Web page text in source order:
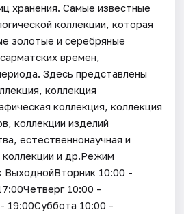
хранения. Самые известные
коллекции, которая
золотые и серебряные
времен,
Здесь представлены
коллекция
коллекция, коллекция
коллекции изделий
естественнонаучная и
коллекции и др.Режим
ВыходнойВторник 10:00 -
10:00 -
19:00Суббота 10:00 -